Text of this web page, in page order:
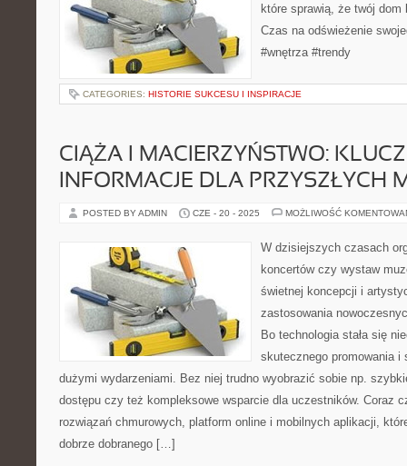
które sprawią, że twój
Czas na odświeżenie
#wnętrza #trendy
CATEGORIES: HISTORIE SUKCESU I INSPIRACJE
CIĄŻA I MACIERZYŃSTWO:
INFORMACJE DLA PRZYSZŁYCH
POSTED BY ADMIN CZE - 20 - 2025 MOŻLIWOŚĆ
W dzisiejszych czasach
koncertów czy wystaw
świetnej koncepcji i
zastosowania
Bo technologia stała się
skutecznego promowania i
dużymi wydarzeniami. Bez niej trudno wyobrazić sobie np.
dostępu czy też kompleksowe wsparcie dla uczestników. Coraz
rozwiązań chmurowych, platform online i mobilnych aplikacji,
dobrze dobranego […]